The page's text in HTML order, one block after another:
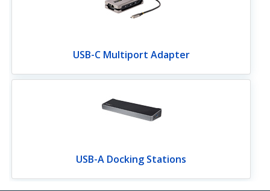
USB-C Multiport Adapter
USB-A Docking Stations